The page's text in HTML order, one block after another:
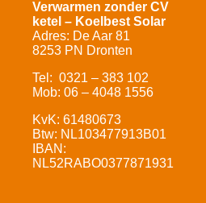
Verwarmen zonder CV
ketel – Koelbest Solar
Adres: De Aar 81
8253 PN Dronten
Tel: 0321 – 383 102
Mob: 06 – 4048 1556
KvK: 61480673
Btw: NL103477913B01
IBAN:
NL52RABO0377871931